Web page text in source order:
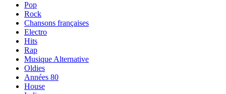
Pop
Rock
Chansons françaises
Electro
Hits
Rap
Musique Alternative
Oldies
Années 80
House